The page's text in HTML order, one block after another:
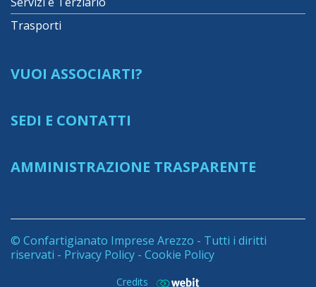
Trasporti
VUOI ASSOCIARTI?
SEDI E CONTATTI
AMMINISTRAZIONE TRASPARENTE
© Confartigianato Imprese Arezzo - Tutti i diritti
riservati - Privacy Policy - Cookie Policy
Credits